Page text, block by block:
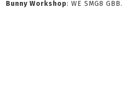
Bunny Workshop: WE SMG8 GBB.